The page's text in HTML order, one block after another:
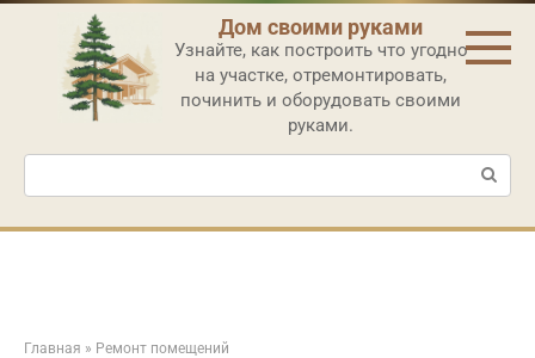
Перейти
контенту
Дом своими руками
Узнайте, как построить что угодно
на участке, отремонтировать,
починить и оборудовать своими
руками.
Поиск:
Главная » Ремонт помещений